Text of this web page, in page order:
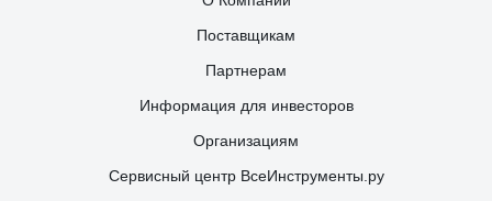
Поставщикам
Партнерам
Информация для инвесторов
Организациям
Сервисный центр ВсеИнструменты.ру